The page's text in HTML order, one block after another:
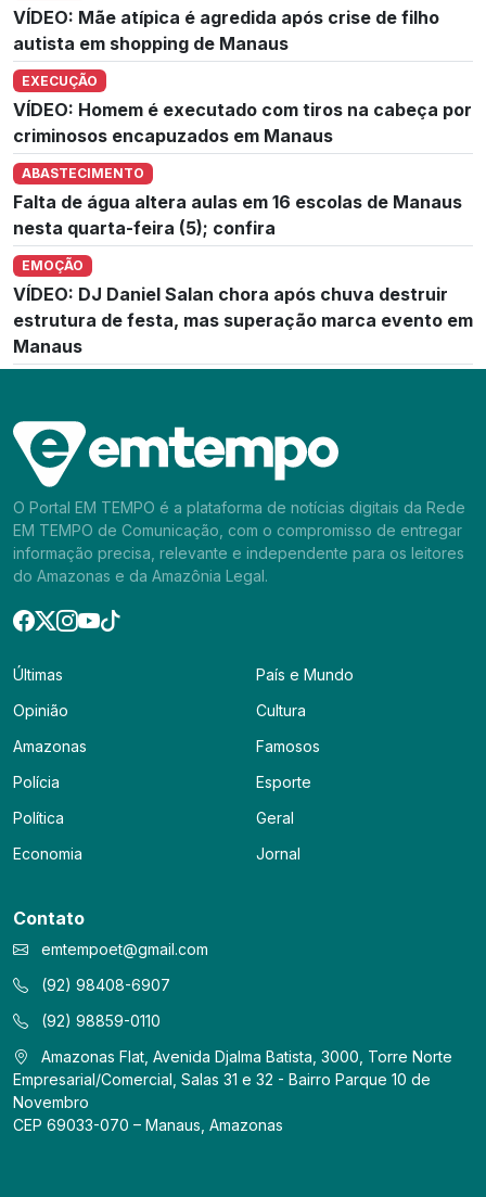
VÍDEO: Mãe atípica é agredida após crise de filho
autista em shopping de Manaus
EXECUÇÃO
VÍDEO: Homem é executado com tiros na cabeça por
criminosos encapuzados em Manaus
ABASTECIMENTO
Falta de água altera aulas em 16 escolas de Manaus
nesta quarta-feira (5); confira
EMOÇÃO
VÍDEO: DJ Daniel Salan chora após chuva destruir
estrutura de festa, mas superação marca evento em
Manaus
O Portal EM TEMPO é a plataforma de notícias digitais da Rede
EM TEMPO de Comunicação, com o compromisso de entregar
informação precisa, relevante e independente para os leitores
do Amazonas e da Amazônia Legal.
Últimas
Opinião
Amazonas
Polícia
Política
Economia
País e Mundo
Cultura
Famosos
Esporte
Geral
Jornal
Contato
emtempoet@gmail.com
(92) 98408-6907
(92) 98859-0110
Amazonas Flat, Avenida Djalma Batista, 3000, Torre Norte
Empresarial/Comercial, Salas 31 e 32 - Bairro Parque 10 de
Novembro
CEP 69033-070 – Manaus, Amazonas